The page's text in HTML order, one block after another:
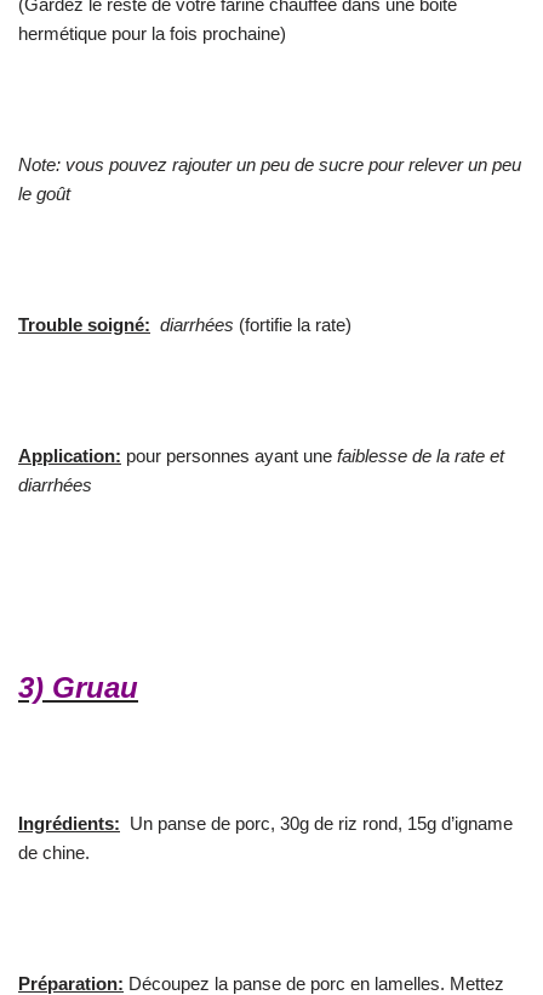
(Gardez le reste de votre farine chauffée dans une boite
hermétique pour la fois prochaine)
Note: vous pouvez rajouter un peu de sucre pour relever un peu
le goût
Trouble soigné: diarrhées (fortifie la rate)
Application: pour personnes ayant une faiblesse de la rate et
diarrhées
3) Gruau
Ingrédients: Un panse de porc, 30g de riz rond, 15g d’igname
de chine.
Préparation: Découpez la panse de porc en lamelles. Mettez